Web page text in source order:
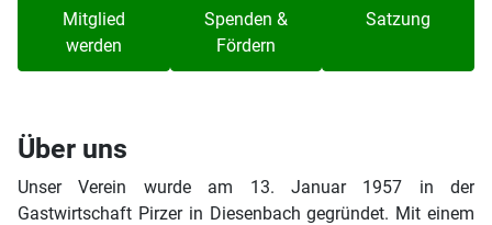
Mitglied
werden
Spenden &
Fördern
Satzung
Über uns
Unser Verein wurde am 13. Januar 1957 in der
Gastwirtschaft Pirzer in Diesenbach gegründet. Mit einem